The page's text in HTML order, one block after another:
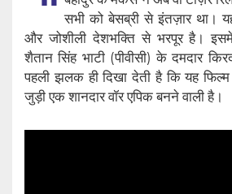
सभी को बेसब्री से इंतज़ार था।
और जोशीली देशभक्ति से भरपूर है।
शैतान सिंह भाटी (पीवीसी) के दमदार
पहली झलक ही दिखा देती है कि यह
जुड़ी एक शानदार वॉर एपिक बनने वाली है।